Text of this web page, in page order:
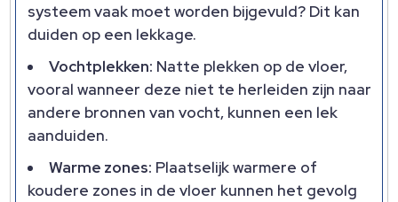
systeem vaak moet worden bijgevuld? Dit kan
duiden op een lekkage.
Vochtplekken: Natte plekken op de vloer,
vooral wanneer deze niet te herleiden zijn naar
andere bronnen van vocht, kunnen een lek
aanduiden.
Warme zones: Plaatselijk warmere of
koudere zones in de vloer kunnen het gevolg